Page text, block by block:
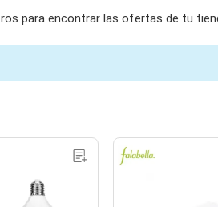
para encontrar las ofertas de tu